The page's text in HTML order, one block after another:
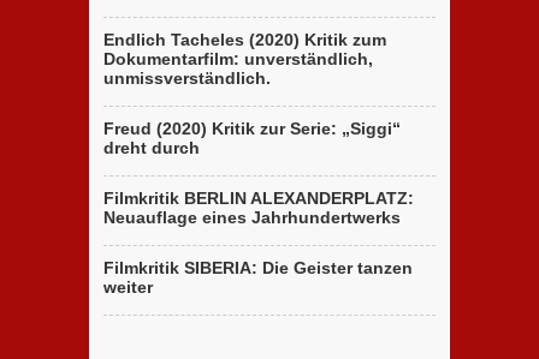
Endlich Tacheles (2020) Kritik zum
Dokumentarfilm: unverständlich,
unmissverständlich.
Freud (2020) Kritik zur Serie: „Siggi“
dreht durch
Filmkritik BERLIN ALEXANDERPLATZ:
Neuauflage eines Jahrhundertwerks
Filmkritik SIBERIA: Die Geister tanzen
weiter